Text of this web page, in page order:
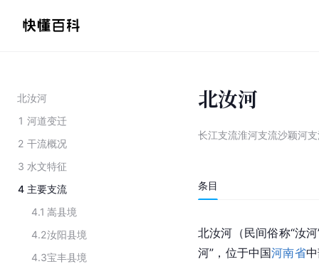
北汝河
1 河道变迁
2 干流概况
3 水文特征
4 主要支流
4.1 嵩县境
4.2汝阳县境
4.3宝丰县境
北汝河
长江支流淮河支流沙颖河
条目
北汝河（民间俗称“汝
河”，位于中国河南省